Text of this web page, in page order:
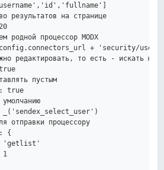
результатов на странице
родной процессор MODX
+ 'security/
редактировать, то есть - искать
пустым
true
умолчанию
отправки процессору
{
1